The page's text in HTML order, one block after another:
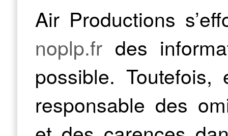
Air Productions
noplp.fr des
possible.
responsable des